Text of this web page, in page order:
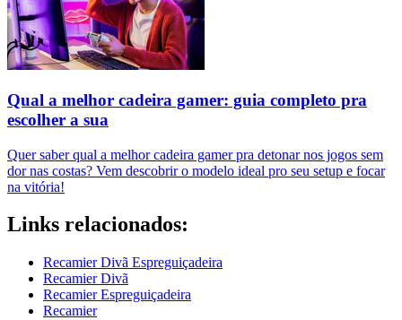
Qual a melhor cadeira gamer: guia completo pra
escolher a sua
Quer saber qual a melhor cadeira gamer pra detonar nos jogos sem
dor nas costas? Vem descobrir o modelo ideal pro seu setup e focar
na vitória!
Links relacionados:
Recamier Divã Espreguiçadeira
Recamier Divã
Recamier Espreguiçadeira
Recamier